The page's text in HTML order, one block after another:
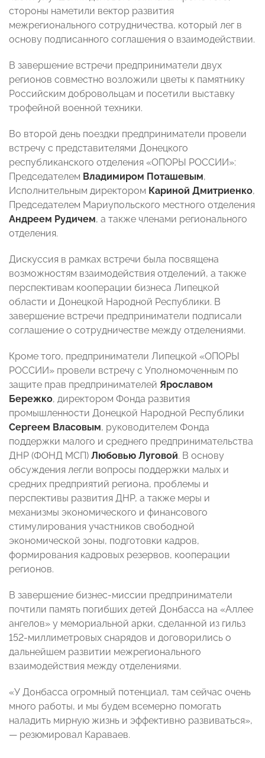
стороны наметили вектор развития
межрегионального сотрудничества, который лег в
основу подписанного соглашения о взаимодействии.
В завершение встречи предприниматели двух
регионов совместно возложили цветы к памятнику
Российским добровольцам и посетили выставку
трофейной военной техники.
Во второй день поездки предприниматели провели
встречу с представителями Донецкого
республиканского отделения «ОПОРЫ РОССИИ»:
Председателем Владимиром Поташевым,
Исполнительным директором Кариной Дмитриенко,
Председателем Мариупольского местного отделения
Андреем Рудичем, а также членами регионального
отделения.
Дискуссия в рамках встречи была посвящена
возможностям взаимодействия отделений, а также
перспективам кооперации бизнеса Липецкой
области и Донецкой Народной Республики. В
завершение встречи предприниматели подписали
соглашение о сотрудничестве между отделениями.
Кроме того, предприниматели Липецкой «ОПОРЫ
РОССИИ» провели встречу с Уполномоченным по
защите прав предпринимателей Ярославом
Бережко, директором Фонда развития
промышленности Донецкой Народной Республики
Сергеем Власовым, руководителем Фонда
поддержки малого и среднего предпринимательства
ДНР (ФОНД МСП) Любовью Луговой. В основу
обсуждения легли вопросы поддержки малых и
средних предприятий региона, проблемы и
перспективы развития ДНР, а также меры и
механизмы экономического и финансового
стимулирования участников свободной
экономической зоны, подготовки кадров,
формирования кадровых резервов, кооперации
регионов.
В завершение бизнес-миссии предприниматели
почтили память погибших детей Донбасса на «Аллее
ангелов» у мемориальной арки, сделанной из гильз
152-миллиметровых снарядов и договорились о
дальнейшем развитии межрегионального
взаимодействия между отделениями.
«У Донбасса огромный потенциал, там сейчас очень
много работы, и мы будем всемерно помогать
наладить мирную жизнь и эффективно развиваться»,
— резюмировал Караваев.